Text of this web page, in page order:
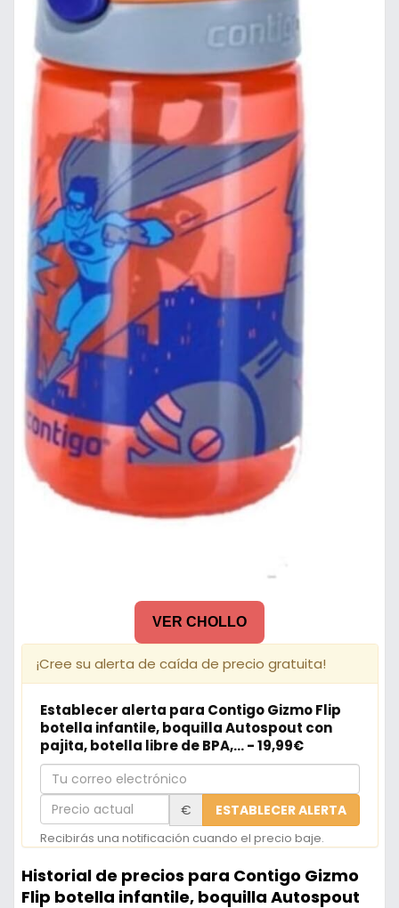
VER CHOLLO
¡Cree su alerta de caída de precio gratuita!
Establecer alerta para Contigo Gizmo Flip
botella infantile, boquilla Autospout con
pajita, botella libre de BPA,... - 19,99€
Tu
correo
electrónico
Precio
actual
€ ESTABLECER ALERTA
Recibirás una notificación cuando el precio baje.
Historial de precios para Contigo Gizmo
Flip botella infantile, boquilla Autospout